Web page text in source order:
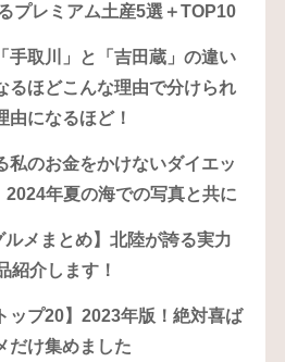
プレミアム土産5選＋TOP10
手取川」と「吉田蔵」の違い
るほどこんな理由で分けられ
由になるほど！
私のお金をかけないダイエッ
2024年夏の海での写真と共に
ルメまとめ】北陸が誇る実力
紹介します！
ップ20】2023年版！絶対喜ば
だけ集めました